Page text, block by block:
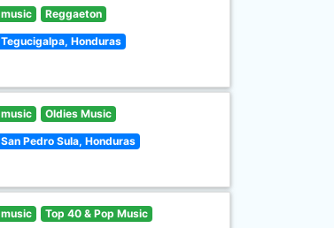
music Reggaeton
Tegucigalpa, Honduras
music Oldies Music
San Pedro Sula, Honduras
music Top 40 & Pop Music